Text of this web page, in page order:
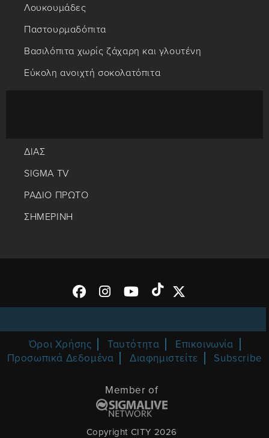
Λουκουμάδες
Παστουρμαδόπιτα
Βασιλόπιτα χωρίς ζάχαρη και γλουτένη
Εύκολη ανοιχτή σοκολατόπιτα
ΔΙΑΣ
SIGMA TV
ΡΑΔΙΟ ΠΡΩΤΟ
ΣΗΜΕΡΙΝΗ
Όροι Χρήσης Ταυτότητα
Επικοινωνία
Προσωπικά Δεδομένα
Διαφημιστείτε Subscribe
Member of
Copyright CITY 2026